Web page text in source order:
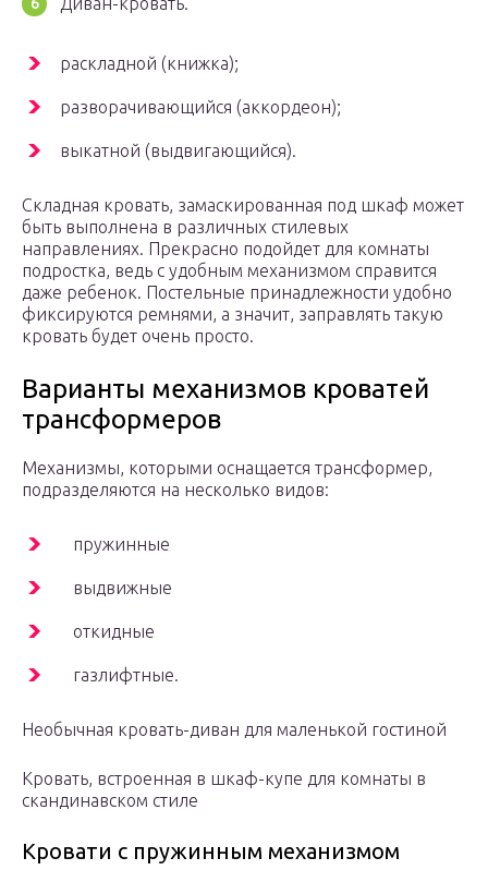
раскладной (книжка);
разворачивающийся (аккордеон);
выкатной (выдвигающийся).
Складная кровать, замаскированная под шкаф может
быть выполнена в различных стилевых
направлениях. Прекрасно подойдет для комнаты
подростка, ведь с удобным механизмом справится
даже ребенок. Постельные принадлежности удобно
фиксируются ремнями, а значит, заправлять такую
кровать будет очень просто.
Варианты механизмов кроватей
трансформеров
Механизмы, которыми оснащается трансформер,
подразделяются на несколько видов:
пружинные
выдвижные
откидные
газлифтные.
Необычная кровать-диван для маленькой гостиной
Кровать, встроенная в шкаф-купе для комнаты в
скандинавском стиле
Кровати с пружинным механизмом